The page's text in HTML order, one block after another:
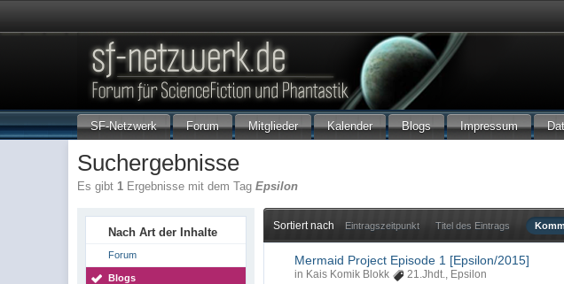
SF-Netzwerk Forum Mitglieder Kalender Blogs Impressum
Suchergebnisse
Es gibt1 Ergebnisse mit dem TagEpsilon
Nach Art der Inhalte
Forum
Blogs
Sortiert nach Eintragszeitpunkt Titel des Eintrags
Mermaid Project Episode 1 [Epsilon/2015]
in Kais Komik Blokk 21.Jhdt., Epsilon